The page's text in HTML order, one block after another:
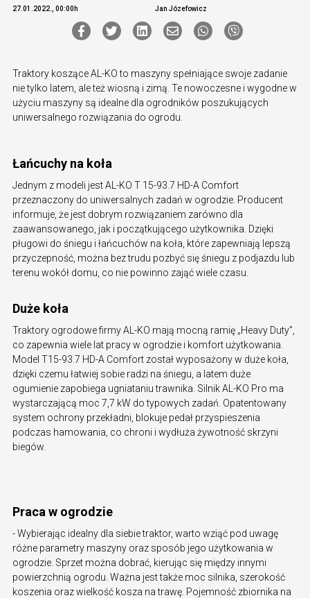
27.01.2022., 00:00h Jan Józefowicz
Traktory koszące AL-KO to maszyny spełniające swoje zadanie
nie tylko latem, ale też wiosną i zimą. Te nowoczesne i wygodne w
użyciu maszyny są idealne dla ogrodników poszukujących
uniwersalnego rozwiązania do ogrodu.
Łańcuchy na koła
Jednym z modeli jest AL-KO T 15-93.7 HD-A Comfort
przeznaczony do uniwersalnych zadań w ogrodzie. Producent
informuje, że jest dobrym rozwiązaniem zarówno dla
zaawansowanego, jak i początkującego użytkownika. Dzięki
pługowi do śniegu i łańcuchów na koła, które zapewniają lepszą
przyczepność, można bez trudu pozbyć się śniegu z podjazdu lub
terenu wokół domu, co nie powinno zająć wiele czasu.
Duże koła
Traktory ogrodowe firmy AL-KO mają mocną ramię „Heavy Duty”,
co zapewnia wiele lat pracy w ogrodzie i komfort użytkowania.
Model T15-93.7 HD-A Comfort został wyposażony w duże koła,
dzięki czemu łatwiej sobie radzi na śniegu, a latem duże
ogumienie zapobiega ugniataniu trawnika. Silnik AL-KO Pro ma
wystarczającą moc 7,7 kW do typowych zadań. Opatentowany
system ochrony przekładni, blokuje pedał przyspieszenia
podczas hamowania, co chroni i wydłuża żywotność skrzyni
biegów.
Praca w ogrodzie
- Wybierając idealny dla siebie traktor, warto wziąć pod uwagę
różne parametry maszyny oraz sposób jego użytkowania w
ogrodzie. Sprzet można dobrać, kierując się między innymi
powierzchnią ogrodu. Ważna jest także moc silnika, szerokość
koszenia oraz wielkość kosza na trawę. Pojemność zbiornika na